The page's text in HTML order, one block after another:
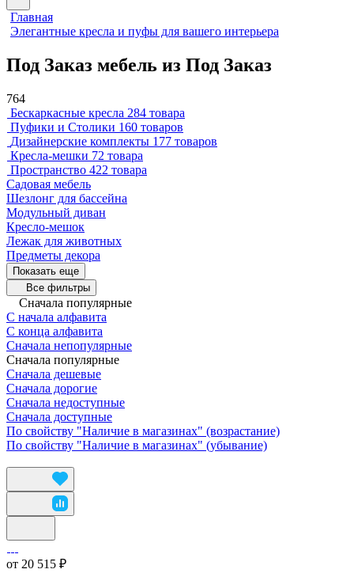
Главная
Элегантные кресла и пуфы для вашего интерьера
Под Заказ мебель из Под Заказ
764
Бескаркасные кресла 284 товара
Пуфики и Столики 160 товаров
Дизайнерские комплекты 177 товаров
Кресла-мешки 72 товара
Пространство 422 товара
Садовая мебель
Шезлонг для бассейна
Модульный диван
Кресло-мешок
Лежак для животных
Предметы декора
Показать еще
Все фильтры
Сначала популярные
С начала алфавита
С конца алфавита
Сначала непопулярные
Сначала популярные
Сначала дешевые
Сначала дорогие
Сначала недоступные
Сначала доступные
По свойству "Наличие в магазинах" (возрастание)
По свойству "Наличие в магазинах" (убывание)
от 20 515 ₽